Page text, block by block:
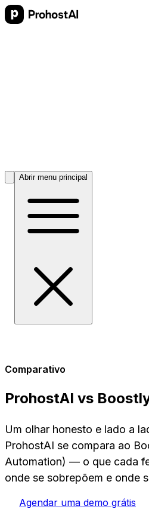
Abrir menu principal
Comparativo
ProhostAI vs
Um olhar honesto e lado a
ProhostAI se compara ao
Automation) — o que cada
onde se sobrepõem e onde
Agendar uma demo grátis